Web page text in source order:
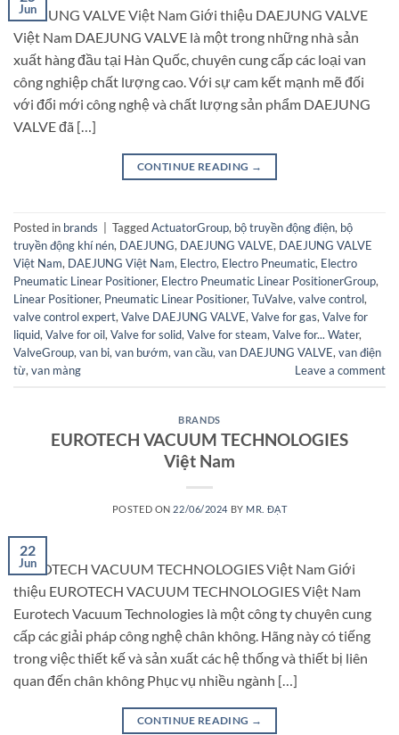
Jun
DAEJUNG VALVE Việt Nam Giới thiệu DAEJUNG VALVE
Việt Nam DAEJUNG VALVE là một trong những nhà sản
xuất hàng đầu tại Hàn Quốc, chuyên cung cấp các loại van
công nghiệp chất lượng cao. Với sự cam kết mạnh mẽ đối
với đổi mới công nghệ và chất lượng sản phẩm DAEJUNG
VALVE đã […]
CONTINUE READING →
Posted in brands TaggedActuatorGroup, bộ truyền động điện, bộ
truyền động khí nén, DAEJUNG, DAEJUNG VALVE, DAEJUNG VALVE
Việt Nam, DAEJUNG Việt Nam, Electro, Electro Pneumatic, Electro
Pneumatic Linear Positioner, Electro Pneumatic Linear PositionerGroup,
Linear Positioner, Pneumatic Linear Positioner, TuValve, valve control,
valve control expert, Valve DAEJUNG VALVE, Valve for gas, Valve for
liquid, Valve for oil, Valve for solid, Valve for steam, Valve for... Water,
ValveGroup, van bi, van bướm, van cầu, van DAEJUNG VALVE, van điện
từ, van màng Leave a comment
BRANDS
EUROTECH VACUUM TECHNOLOGIES
Việt Nam
POSTED ON 22/06/2024 BY MR. ĐẠT
22
Jun
EUROTECH VACUUM TECHNOLOGIES Việt Nam Giới
thiệu EUROTECH VACUUM TECHNOLOGIES Việt Nam
Eurotech Vacuum Technologies là một công ty chuyên cung
cấp các giải pháp công nghệ chân không. Hãng này có tiếng
trong việc thiết kế và sản xuất các hệ thống và thiết bị liên
quan đến chân không Phục vụ nhiều ngành […]
CONTINUE READING →